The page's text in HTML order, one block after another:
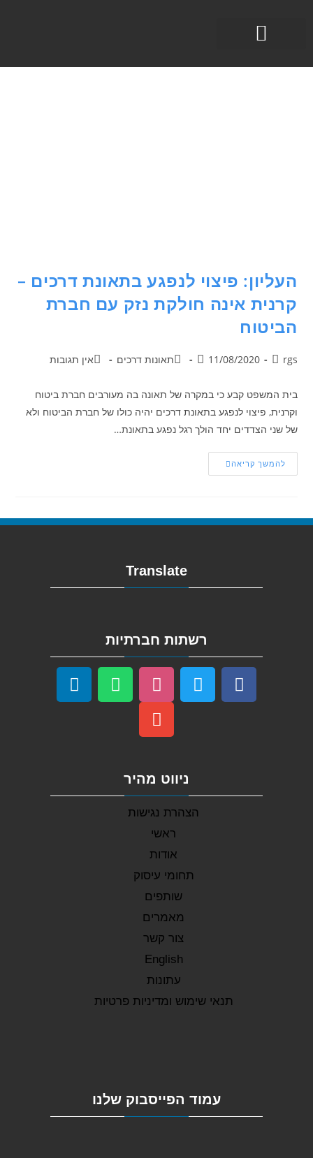
העליון: פיצוי לנפגע בתאונת דרכים –
קרנית אינה חולקת נזק עם חברת
הביטוח
rgs
11/08/2020 תאונות דרכים אין תגובות
בית המשפט קבע כי במקרה של תאונה בה מעורבים חברת ביטוח
וקרנית, פיצוי לנפגע בתאונת דרכים יהיה כולו של חברת הביטוח ולא
של שני הצדדים יחד הולך רגל נפגע בתאונת…
להמשך קריאה
Translate
רשתות חברתיות
ניווט מהיר
הצהרת נגישות
ראשי
אודות
תחומי עיסוק
שותפים
מאמרים
צור קשר
English
עתונות
תנאי שימוש ומדיניות פרטיות
עמוד הפייסבוק שלנו